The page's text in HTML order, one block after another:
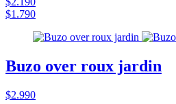
$1.790
Buzo over roux jardin
$2.990